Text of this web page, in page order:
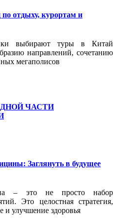
отдыху, курортам и
выбирают туры в Китай
направлений, сочетанию
мегаполисов
ЧАСТИ
Заглянуть в будущее
– это не просто набор
Это целостная стратегия,
и улучшение здоровья